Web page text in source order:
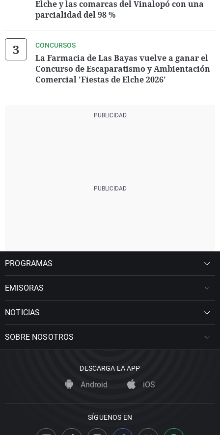
Elche y las comarcas del Vinalopó con una
parcialidad del 98 %
CONCURSOS
La Farmacia de Las Bayas vuelve a ganar el
Concurso de Escaparatismo y Ambientación
Comercial 'Fiestas de Elche 2026'
PROGRAMAS
EMISORAS
NOTICIAS
SOBRE NOSOTROS
DESCARGA LA APP
Android iOS
SÍGUENOS EN